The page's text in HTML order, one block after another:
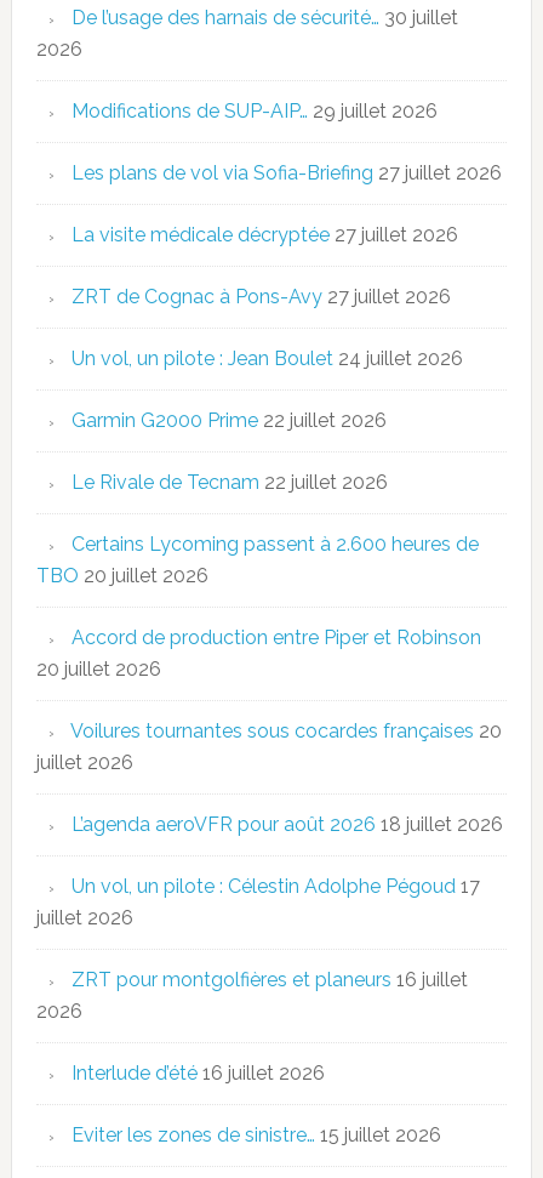
De l’usage des harnais de sécurité… 30 juillet
2026
Modifications de SUP-AIP… 29 juillet 2026
Les plans de vol via Sofia-Briefing 27 juillet 2026
La visite médicale décryptée 27 juillet 2026
ZRT de Cognac à Pons-Avy 27 juillet 2026
Un vol, un pilote : Jean Boulet 24 juillet 2026
Garmin G2000 Prime 22 juillet 2026
Le Rivale de Tecnam 22 juillet 2026
Certains Lycoming passent à 2.600 heures de
TBO 20 juillet 2026
Accord de production entre Piper et Robinson
20 juillet 2026
Voilures tournantes sous cocardes françaises 20
juillet 2026
L’agenda aeroVFR pour août 2026 18 juillet 2026
Un vol, un pilote : Célestin Adolphe Pégoud 17
juillet 2026
ZRT pour montgolfières et planeurs 16 juillet
2026
Interlude d’été 16 juillet 2026
Eviter les zones de sinistre… 15 juillet 2026